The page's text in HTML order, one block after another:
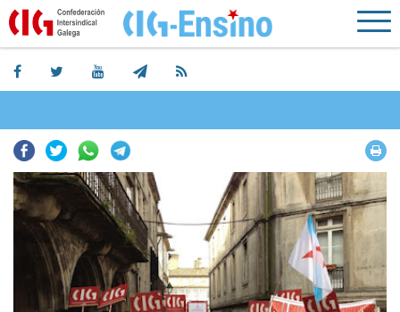
Facebook
TwitterWhatsapp